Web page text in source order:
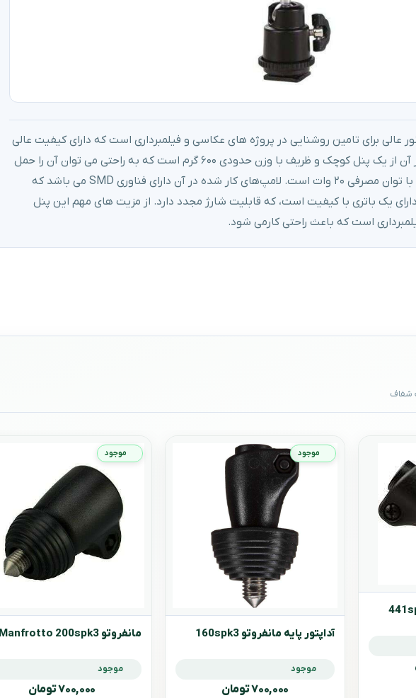
ای دی 228 یک منبع نور عالی برای تامین روشنایی در پروژه های عکاسی و فیلمبرداری است که دارای کیفیت عالی
و قیمت مناسب می باشد. ساختار آن از یک پنل کوچک و ظریف با وزن حدودی ۶۰۰ گرم است که به راحتی می توان آن را حمل
کرد. این پنل دارای ۲۲۸ لامپ LED با توان مصرفی ۲۰ وات است. لامپ‌های کار شده در آن دارای فناوری SMD می باشد که
یک باتری با کیفیت است، که قابلیت شارژ مجدد دارد. از مزیت های مهم این پنل
است که باعث راحتی کارمی شود.
موجود
آداپتور پایه مانفروتو 160spk3
موجود
۷۰۰,۰۰۰ تومان
موجود
مانفروتو Manfrotto 200spk3
موجود
۷۰۰,۰۰۰ تومان